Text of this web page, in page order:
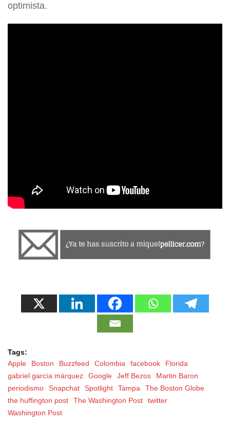
optimista.
Tags:
Apple
Boston Buzzfeed Colombia facebook
Florida
gabriel garcía márquez
Google Jeff Bezos
Martin Baron
periodismo
Snapchat Spotlight Tampa
The Boston Globe
the huffington post
The Washington Post
twitter
Washington Post